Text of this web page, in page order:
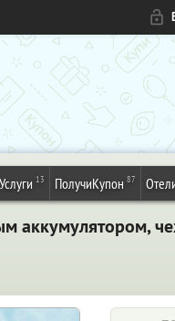
Услуги 13 ПолучиКупон 87